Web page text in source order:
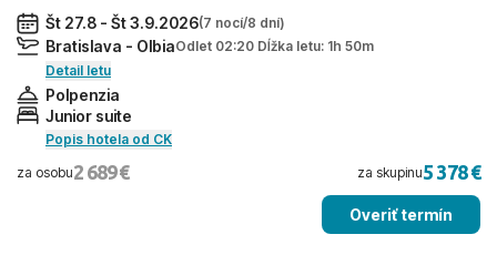
Št 27.8 - Št 3.9.2026(7 nocí/8 dní)
Bratislava - OlbiaOdlet 02:20 Dĺžka letu: 1h 50m
Detail letu
Polpenzia
Junior suite
Popis hotela od CK
za osobu2 689 € za skupinu5 378 €
Overiť termín